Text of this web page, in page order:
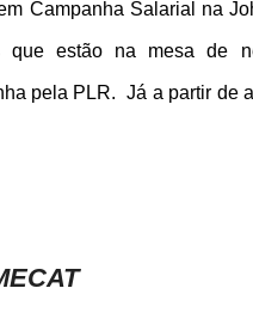
Campanha Salarial na
estão na mesa de
pela PLR. Já a partir de